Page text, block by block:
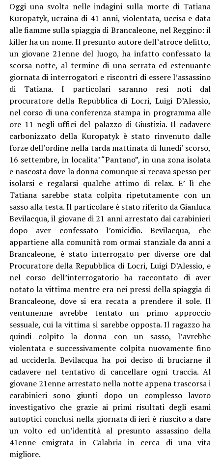
Oggi una svolta nelle indagini sulla morte di Tatiana
Kuropatyk, ucraina di 41 anni, violentata, uccisa e data
alle fiamme sulla spiaggia di Brancaleone, nel Reggino: il
killer ha un nome. Il presunto autore dell’atroce delitto,
un giovane 21enne del luogo, ha infatto confessato la
scorsa notte, al termine di una serrata ed estenuante
giornata di interrogatori e riscontri di essere l’assassino
di Tatiana. I particolari saranno resi noti dal
procuratore della Repubblica di Locri, Luigi D’Alessio,
nel corso di una conferenza stampa in programma alle
ore 11 negli uffici del palazzo di Giustizia. Il cadavere
carbonizzato della Kuropatyk è stato rinvenuto dalle
forze dell’ordine nella tarda mattinata di lunedi’ scorso,
16 settembre, in localita’ “Pantano”, in una zona isolata
e nascosta dove la donna comunque si recava spesso per
isolarsi e regalarsi qualche attimo di relax. E’ lì che
Tatiana sarebbe stata colpita ripetutamente con un
sasso alla testa. Il particolare è stato riferito da Gianluca
Bevilacqua, il giovane di 21 anni arrestato dai carabinieri
dopo aver confessato l’omicidio. Bevilacqua, che
appartiene alla comunità rom ormai stanziale da anni a
Brancaleone, è stato interrogato per diverse ore dal
Procuratore della Repubblica di Locri, Luigi D’Alessio, e
nel corso dell’interrogatorio ha raccontato di aver
notato la vittima mentre era nei pressi della spiaggia di
Brancaleone, dove si era recata a prendere il sole. Il
ventunenne avrebbe tentato un primo approccio
sessuale, cui la vittima si sarebbe opposta. Il ragazzo ha
quindi colpito la donna con un sasso, l’avrebbe
violentata e successivamente colpita nuovamente fino
ad ucciderla. Bevilacqua ha poi deciso di bruciarne il
cadavere nel tentativo di cancellare ogni traccia. Al
giovane 21enne arrestato nella notte appena trascorsa i
carabinieri sono giunti dopo un complesso lavoro
investigativo che grazie ai primi risultati degli esami
autoptici conclusi nella giornata di ieri è riuscito a dare
un volto ed un’identità al presunto assassino della
41enne emigrata in Calabria in cerca di una vita
migliore.